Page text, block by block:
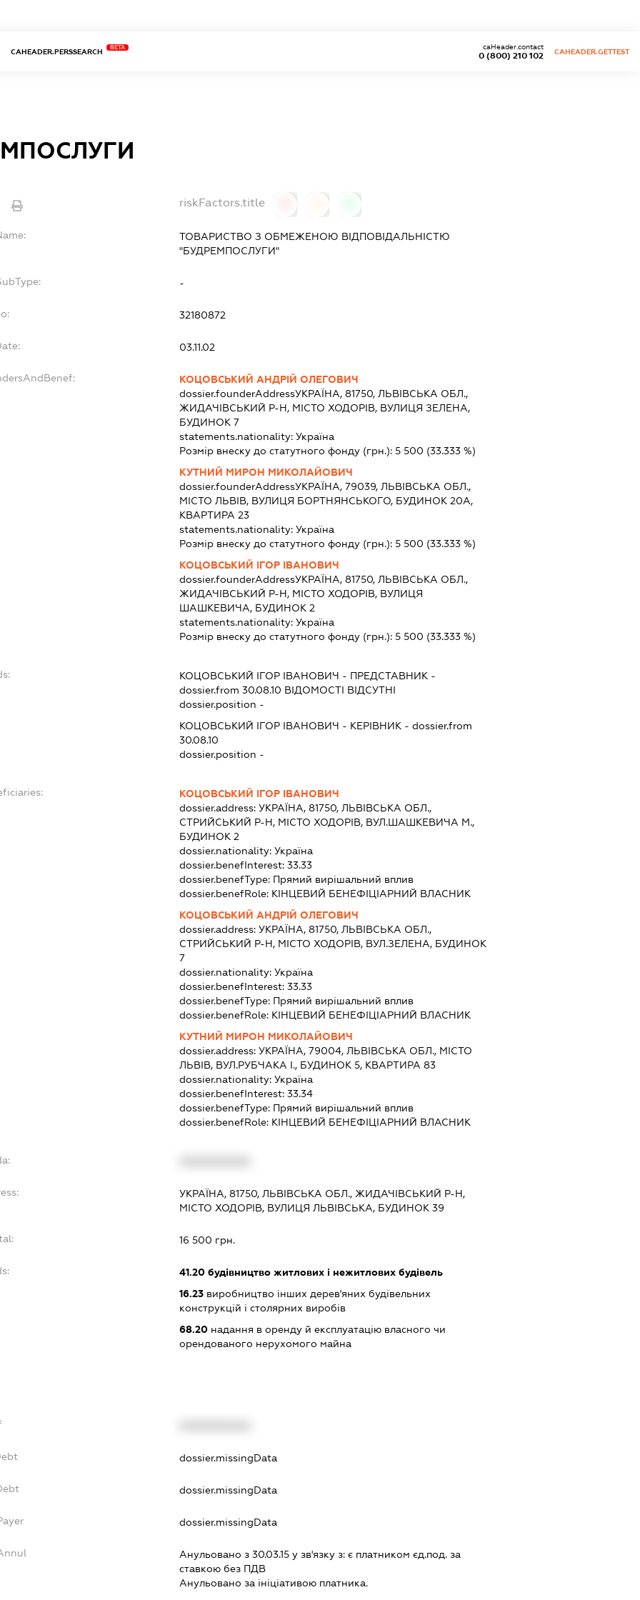
CAHEADER.PERSSEARCH
BETA
0 (800) 210 102
caHeader.contact
CAHEADER.GETTEST
riskFactors.title
ТОВАРИСТВО З ОБМЕЖЕНОЮ ВІДПОВІДАЛЬНІСТЮ
"БУДРЕМПОСЛУГИ"
-
32180872
03.11.02
КОЦОВСЬКИЙ АНДРІЙ ОЛЕГОВИЧ
dossier.founderAddressУКРАЇНА, 81750, ЛЬВІВСЬКА ОБЛ.,
ЖИДАЧІВСЬКИЙ Р-Н, МІСТО ХОДОРІВ, ВУЛИЦЯ ЗЕЛЕНА,
БУДИНОК 7
statements.nationality:Україна
Розмір внеску до статутного фонду (грн.):5 500 (33.333 %)
КУТНИЙ МИРОН МИКОЛАЙОВИЧ
dossier.founderAddressУКРАЇНА, 79039, ЛЬВІВСЬКА ОБЛ.,
МІСТО ЛЬВІВ, ВУЛИЦЯ БОРТНЯНСЬКОГО, БУДИНОК 20А,
КВАРТИРА 23
statements.nationality:Україна
Розмір внеску до статутного фонду (грн.):5 500 (33.333 %)
КОЦОВСЬКИЙ ІГОР ІВАНОВИЧ
dossier.founderAddressУКРАЇНА, 81750, ЛЬВІВСЬКА ОБЛ.,
ЖИДАЧІВСЬКИЙ Р-Н, МІСТО ХОДОРІВ, ВУЛИЦЯ
ШАШКЕВИЧА, БУДИНОК 2
statements.nationality:Україна
Розмір внеску до статутного фонду (грн.):5 500 (33.333 %)
КОЦОВСЬКИЙ ІГОР ІВАНОВИЧ - ПРЕДСТАВНИК -
dossier.from 30.08.10 ВІДОМОСТІ ВІДСУТНІ
dossier.position -
КОЦОВСЬКИЙ ІГОР ІВАНОВИЧ - КЕРІВНИК - dossier.from
30.08.10
dossier.position -
КОЦОВСЬКИЙ ІГОР ІВАНОВИЧ
dossier.address:УКРАЇНА, 81750, ЛЬВІВСЬКА ОБЛ.,
СТРИЙСЬКИЙ Р-Н, МІСТО ХОДОРІВ, ВУЛ.ШАШКЕВИЧА М.,
БУДИНОК 2
dossier.nationality:Україна
dossier.benefInterest:33.33
dossier.benefType: Прямий вирішальний вплив
dossier.benefRole: КІНЦЕВИЙ БЕНЕФІЦІАРНИЙ ВЛАСНИК
КОЦОВСЬКИЙ АНДРІЙ ОЛЕГОВИЧ
dossier.address:УКРАЇНА, 81750, ЛЬВІВСЬКА ОБЛ.,
СТРИЙСЬКИЙ Р-Н, МІСТО ХОДОРІВ, ВУЛ.ЗЕЛЕНА, БУДИНОК
7
dossier.nationality:Україна
dossier.benefInterest:33.33
dossier.benefType: Прямий вирішальний вплив
dossier.benefRole: КІНЦЕВИЙ БЕНЕФІЦІАРНИЙ ВЛАСНИК
КУТНИЙ МИРОН МИКОЛАЙОВИЧ
dossier.address:УКРАЇНА, 79004, ЛЬВІВСЬКА ОБЛ., МІСТО
ЛЬВІВ, ВУЛ.РУБЧАКА І., БУДИНОК 5, КВАРТИРА 83
dossier.nationality:Україна
dossier.benefInterest:33.34
dossier.benefType: Прямий вирішальний вплив
dossier.benefRole: КІНЦЕВИЙ БЕНЕФІЦІАРНИЙ ВЛАСНИК
УКРАЇНА, 81750, ЛЬВІВСЬКА ОБЛ., ЖИДАЧІВСЬКИЙ Р-Н,
МІСТО ХОДОРІВ, ВУЛИЦЯ ЛЬВІВСЬКА, БУДИНОК 39
16 500 грн.
41.20 будівництво житлових і нежитлових будівель
16.23 виробництво інших дерев'яних будівельних
конструкцій і столярних виробів
68.20 надання в оренду й експлуатацію власного чи
орендованого нерухомого майна
dossier.missingData
dossier.missingData
dossier.missingData
Анульовано з 30.03.15 у зв'язку з:є платником єд.под. за
ставкою без ПДВ
Анульовано за iнiцiативою платника.